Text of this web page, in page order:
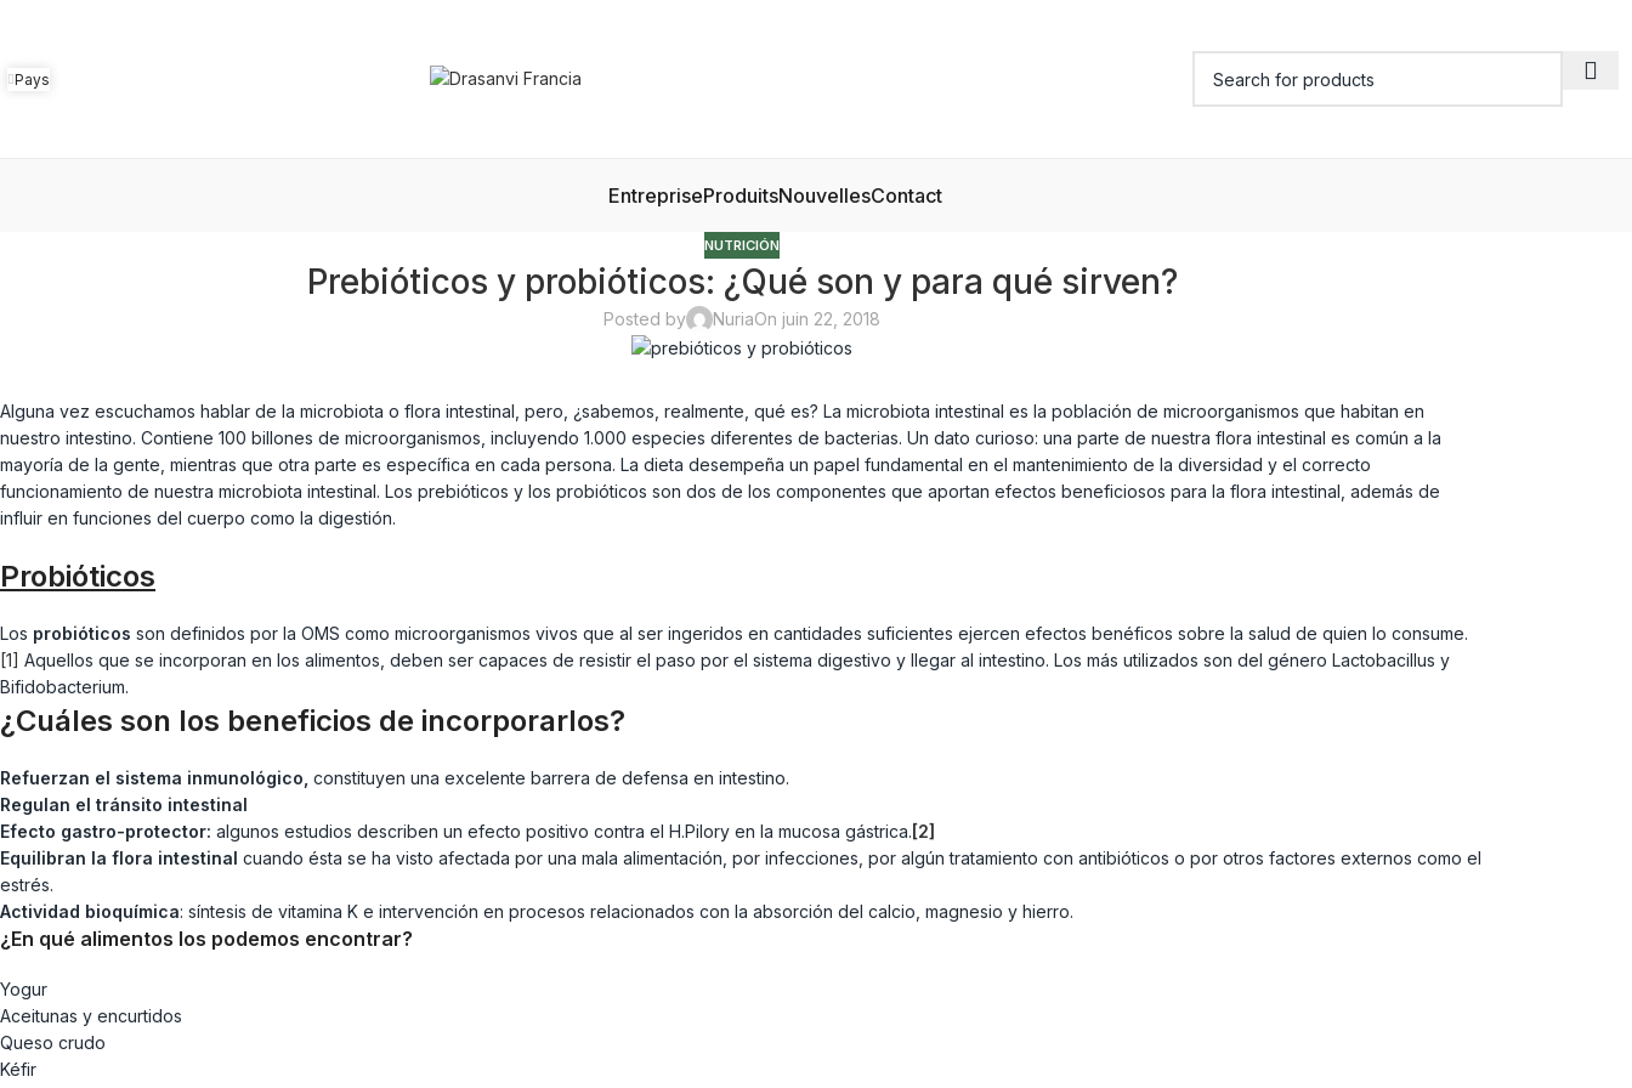
Pays
EntrepriseProduitsNouvellesContact
NUTRICIÓN
Prebióticos y probióticos: ¿Qué son y para qué sirven?
Posted by NuriaOn juin 22, 2018
Alguna vez escuchamos hablar de la microbiota o flora intestinal, pero, ¿sabemos, realmente, qué es? La microbiota intestinal es la población de microorganismos que habitan en
nuestro intestino. Contiene 100 billones de microorganismos, incluyendo 1.000 especies diferentes de bacterias. Un dato curioso: una parte de nuestra flora intestinal es común a la
mayoría de la gente, mientras que otra parte es específica en cada persona. La dieta desempeña un papel fundamental en el mantenimiento de la diversidad y el correcto
funcionamiento de nuestra microbiota intestinal. Los prebióticos y los probióticos son dos de los componentes que aportan efectos beneficiosos para la flora intestinal, además de
influir en funciones del cuerpo como la digestión.
Probióticos
Los probióticos son definidos por la OMS como microorganismos vivos que al ser ingeridos en cantidades suficientes ejercen efectos benéficos sobre la salud de quien lo consume.
[1] Aquellos que se incorporan en los alimentos, deben ser capaces de resistir el paso por el sistema digestivo y llegar al intestino. Los más utilizados son del género Lactobacillus y
Bifidobacterium.
¿Cuáles son los beneficios de incorporarlos?
Refuerzan el sistema inmunológico, constituyen una excelente barrera de defensa en intestino.
Regulan el tránsito intestinal
Efecto gastro-protector: algunos estudios describen un efecto positivo contra el H.Pilory en la mucosa gástrica.[2]
Equilibran la flora intestinal cuando ésta se ha visto afectada por una mala alimentación, por infecciones, por algún tratamiento con antibióticos o por otros factores externos como el
estrés.
Actividad bioquímica: síntesis de vitamina K e intervención en procesos relacionados con la absorción del calcio, magnesio y hierro.
¿En qué alimentos los podemos encontrar?
Yogur
Aceitunas y encurtidos
Queso crudo
Kéfir